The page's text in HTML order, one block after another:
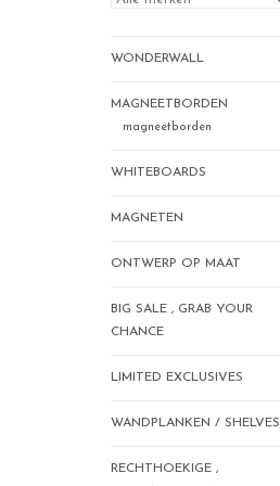
WONDERWALL
MAGNEETBORDEN
magneetborden
WHITEBOARDS
MAGNETEN
ONTWERP OP MAAT
BIG SALE , GRAB YOUR
CHANCE
LIMITED EXCLUSIVES
WANDPLANKEN / SHELVES
RECHTHOEKIGE ,